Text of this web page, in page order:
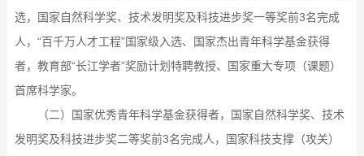
选，国家自然科学奖、技术发明奖及科技进步奖一等奖前3名完成
人，“百千万人才工程”国家级入选、国家杰出青年科学基金获得
者，教育部“长江学者”奖励计划特聘教授、国家重大专项（课题）
首席科学家。
（二）国家优秀青年科学基金获得者，国家自然科学奖、技术
发明奖及科技进步奖二等奖前3名完成人，国家科技支撑（攻关）